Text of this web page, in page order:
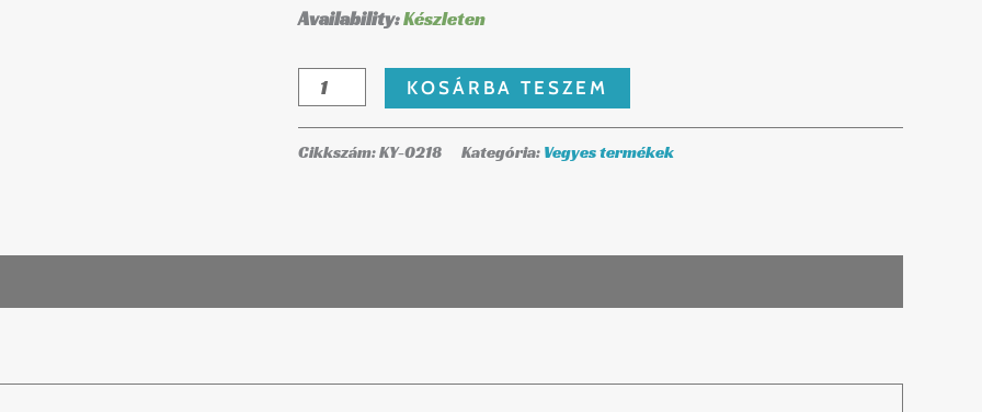
Availability:Készleten
KOSÁRBA TESZEM
Cikkszám:KY-0218 Kategória: Vegyes termékek